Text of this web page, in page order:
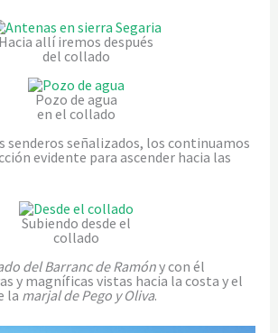
Hacia allí iremos después
del collado
Pozo de agua
en el collado
senderos señalizados, los continuamos
evidente para ascender hacia las
Subiendo desde el
collado
del Barranc de Ramóny con él
y magníficas vistas hacia la costa y el
la marjal de Pego y Oliva.